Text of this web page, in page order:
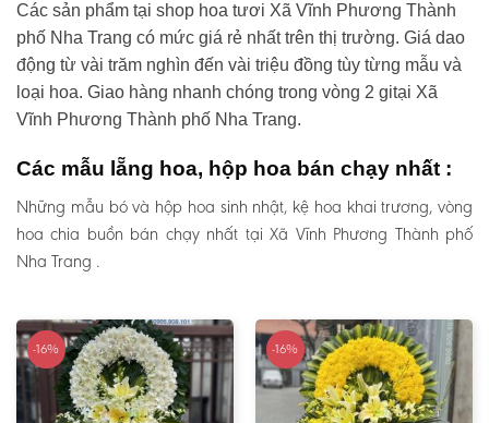
Các sản phẩm tại shop hoa tươi Xã Vĩnh Phương Thành
phố Nha Trang có mức giá rẻ nhất trên thị trường. Giá dao
động từ vài trăm nghìn đến vài triệu đồng tùy từng mẫu và
loại hoa. Giao hàng nhanh chóng trong vòng 2 gitại Xã
Vĩnh Phương Thành phố Nha Trang.
Các mẫu lẵng hoa, hộp hoa bán chạy nhất :
Những mẫu bó và hộp hoa sinh nhật, kệ hoa khai trương, vòng
hoa chia buồn bán chạy nhất tại Xã Vĩnh Phương Thành phố
Nha Trang .
-16% -16%